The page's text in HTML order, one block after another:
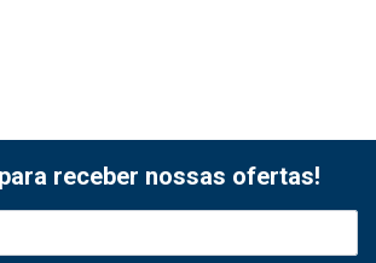
receber nossas ofertas!